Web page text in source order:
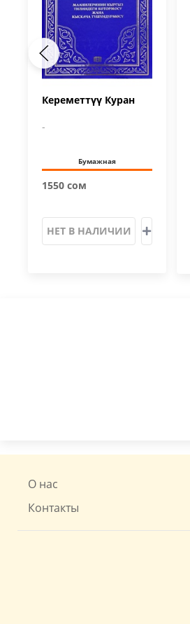
Кереметтүү Куран
-
Бумажная
1550 сом
НЕТ В НАЛИЧИИ
О нас
Контакты